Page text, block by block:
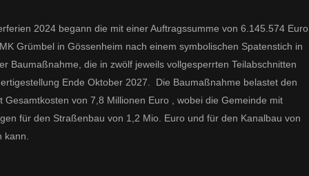
2024 begann die mit einer Auftragssumme von 6.145.574 Euro
Grümbel in Gössenheim nach einem symbolischen Spatenstich in
Baumaßnahme, die in zwölf jeweils vollgesperrten Teilabschnitten
Ende Oktober 2027. Die Baumaßnahme belastet den
Gesamtkosten von 7,8 Millionen Euro , wobei die Gemeinde mit
für den Straßenbau von 1,2 Mio. Euro und für den Kanalbau von
kann.